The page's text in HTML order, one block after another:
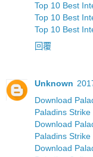
Top 10 Best
Top 10 Best
Top 10 Best
回覆
Unknown
Download
Paladins Strike
Download
Paladins Strike
Download